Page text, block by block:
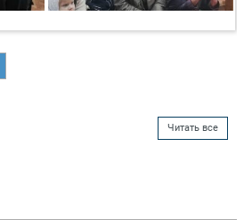
Читать все